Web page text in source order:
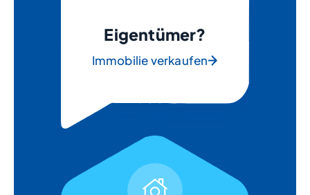
Eigentümer?
Immobilie verkaufen